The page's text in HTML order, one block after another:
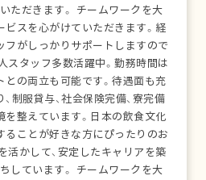
ただきます。 チームワークを大
ビスを心がけていただきます。経
フがしっかりサポートしますので
スタッフ多数活躍中。勤務時間は
との両立も可能です。待遇面も充
制服貸与、社会保険完備、寮完備
を整えています。日本の飲食文化
ることが好きな方にぴったりのお
活かして、安定したキャリアを築
しています。 チームワークを大